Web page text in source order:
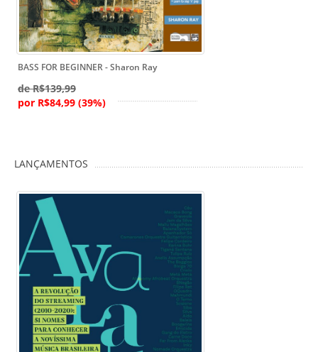
BASS FOR BEGINNER - Sharon Ray
de R$139,99
por R$84,99 (39%)
LANÇAMENTOS